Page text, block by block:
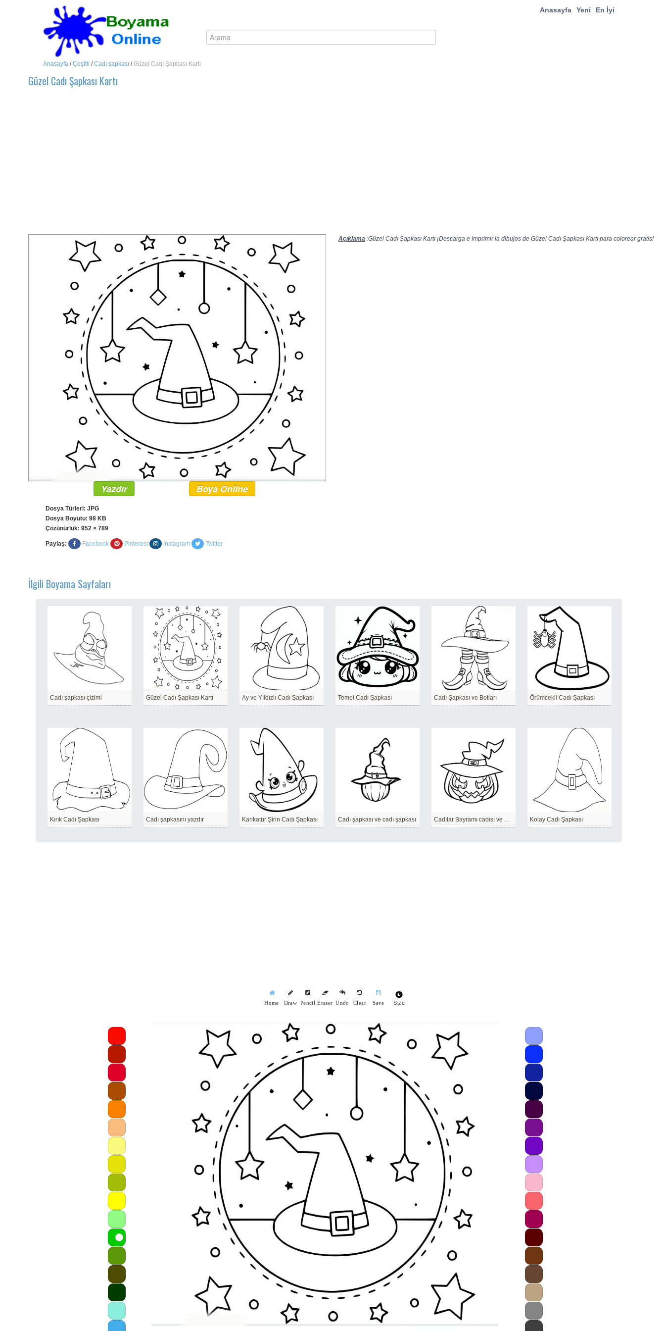
Anasayfa Yeni En İyi
Anasayfa /Çeşitli /Cadı şapkası /Güzel Cadı Şapkası Kartı
Güzel Cadı Şapkası Kartı
Açıklama :Güzel Cadı Şapkası Kartı ¡Descarga e Imprimir la dibujos de Güzel Cadı Şapkası Kartı para colorear gratis!
Yazdır Boya Online
Dosya Türleri: JPG
Dosya Boyutu: 98 KB
Çözünürlük: 952 × 789
Paylaş: Facebook Pinterest Instagram Twitter
İlgili Boyama Sayfaları
Cadı şapkası çizimi Güzel Cadı Şapkası Kartı Ay ve Yıldızlı Cadı Şapkası Temel Cadı Şapkası Cadı Şapkası ve Botları Örümcekli Cadı Şapkası
Kırık Cadı Şapkası Cadı şapkasını yazdır Karikatür Şirin Cadı Şapkası Cadı şapkası ve cadı şapkası Cadılar Bayramı cadısı ve balkabağı şapkası Kolay Cadı Şapkası
Home Draw Pencil Eraser Undo Clear Save Size